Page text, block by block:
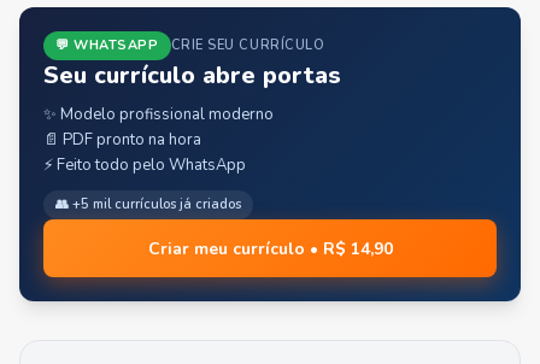
💬 WHATSAPP CRIE SEU CURRÍCULO
Seu currículo abre portas
✨ Modelo profissional moderno
📄 PDF pronto na hora
⚡ Feito todo pelo WhatsApp
👥 +5 mil currículos já criados
Criar meu currículo • R$ 14,90